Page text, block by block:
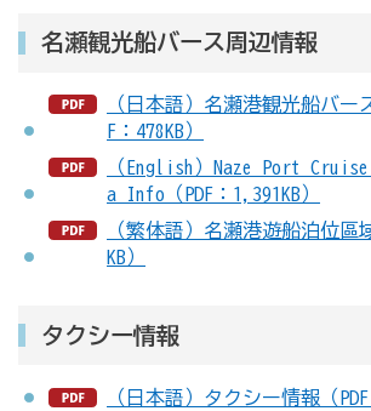
名瀬観光船バース周辺情報
（日本語）名瀬港観光船バー
F：478KB）
（English）Naze Port
a Info（PDF：1,391KB）
（繁体語）名瀬港遊船泊位區
KB）
タクシー情報
（日本語）タクシー情報（PDF